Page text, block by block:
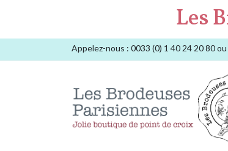
Les
Appelez-nous : 0033 (0) 1 40 24 20 80ou